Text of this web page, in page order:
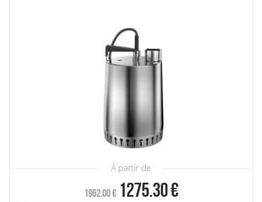
À partir de
1962.00€ 1275.30€